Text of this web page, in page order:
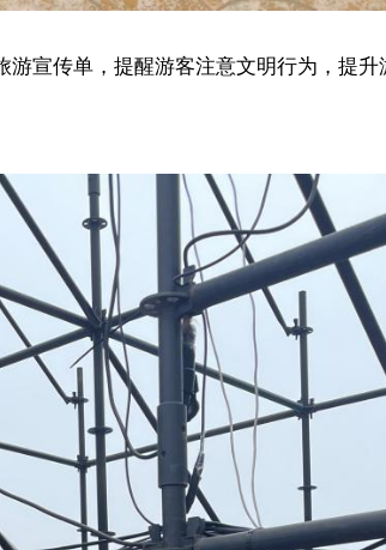
宣传单，提醒游客注意文明行为，提